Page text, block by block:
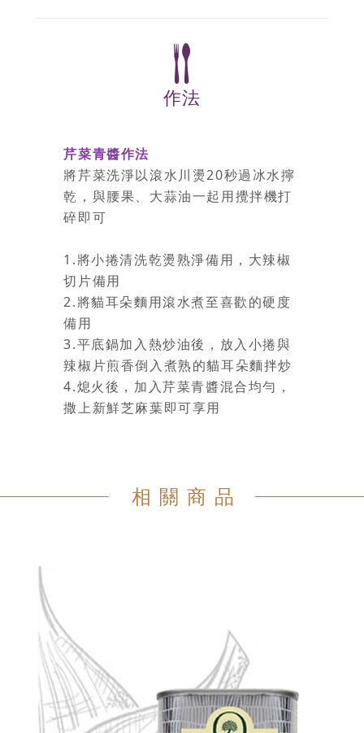
作法
芹菜青醬作法
將芹菜洗淨以滾水川燙20秒過冰水擰
乾，與腰果、大蒜油一起用攪拌機打
碎即可
1.將小捲清洗乾燙熟淨備用，大辣椒
切片備用
2.將貓耳朵麵用滾水煮至喜歡的硬度
備用
3.平底鍋加入熱炒油後，放入小捲與
辣椒片煎香倒入煮熟的貓耳朵麵拌炒
4.熄火後，加入芹菜青醬混合均勻，
撒上新鮮芝麻葉即可享用
相關商品